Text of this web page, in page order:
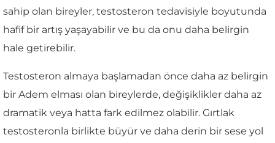
sahip olan bireyler, testosteron tedavisiyle boyutunda
hafif bir artış yaşayabilir ve bu da onu daha belirgin
hale getirebilir.
Testosteron almaya başlamadan önce daha az belirgin
bir Adem elması olan bireylerde, değişiklikler daha az
dramatik veya hatta fark edilmez olabilir. Gırtlak
testosteronla birlikte büyür ve daha derin bir sese yol